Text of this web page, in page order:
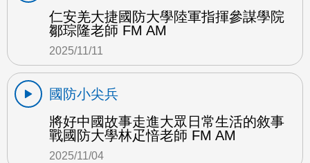
仁安羌大捷國防大學陸軍指揮參謀學院
鄒琮隆老師 FM AM
2025/11/11
國防小尖兵
將好中國故事走進大眾日常生活的敘事
戰國防大學林疋愔老師 FM AM
2025/11/04